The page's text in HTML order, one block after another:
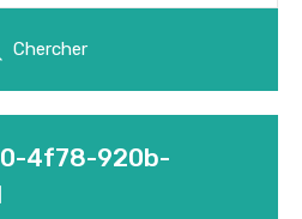
Chercher
4f78-920b-